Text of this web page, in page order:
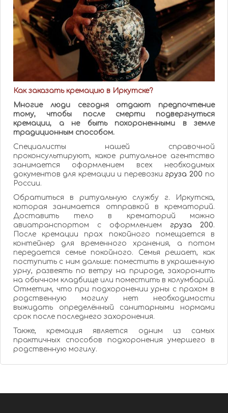
Как заказать кремацию в Иркутске?
Многие люди сегодня отдают предпочтение
тому, чтобы после смерти подвергнуться
кремации, а не быть похороненными в земле
традиционным способом.
Специалисты нашей справочной
проконсультируют, какое ритуальное агентство
занимается оформлением всех необходимых
документов для кремации и перевозки груза 200 по
России.
Обратиться в ритуальную службу г. Иркутска,
которая занимается отправкой в крематорий.
Доставить тело в крематорий можно
авиатранспортом с оформлением груза 200.
После кремации прах покойного помещается в
контейнер для временного хранения, а потом
передается семье покойного. Семья решает, как
поступить с ним дальше: поместить в украшенную
урну, развеять по ветру на природе, захоронить
на обычном кладбище или поместить в колумбарий.
Отметим, что при подхоронении урны с прахом в
родственную могилу нет необходимости
выжидать определённый санитарными нормами
срок после последнего захоронения.
Также, кремация является одним из самых
практичных способов подхоронения умершего в
родственную могилу.